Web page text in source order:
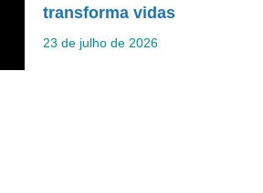
transforma vidas
23 de julho de 2026